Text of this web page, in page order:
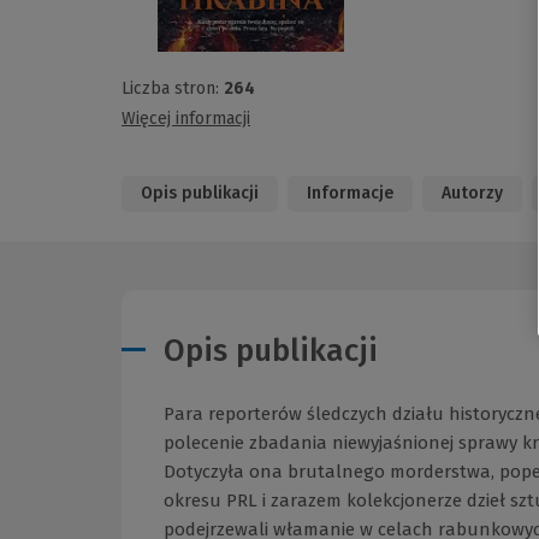
Liczba stron: 264
Więcej informacji
Opis publikacji Informacje Autorzy
Opis publikacji
Para reporterów śledczych działu
polecenie zbadania niewyjaśnionej sprawy
Dotyczyła ona brutalnego morderstwa,
okresu PRL i zarazem kolekcjonerze dzieł
podejrzewali włamanie w celach